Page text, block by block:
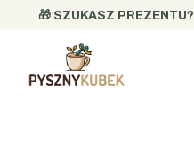
🎁 SZUKASZ PREZENTU?